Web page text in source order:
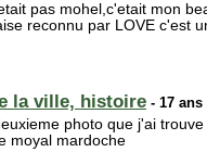
pas mohel,c'etait mon
reconnu par LOVE c'est
la ville, histoire - 17 ans
photo que j'ai
moyal mardoche